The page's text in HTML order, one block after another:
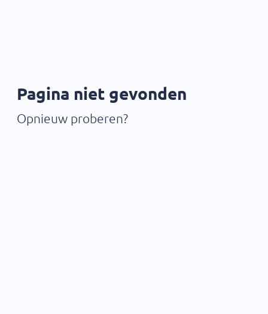
Pagina niet gevonden
Opnieuw proberen?